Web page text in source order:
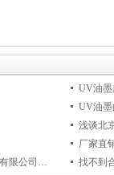
UV油墨
UV油墨
浅谈北
厂家直
共赢未来 荣耀共享 热烈祝贺佛山市金印油墨实业有限公司荣获新星康普杯2015年第八届印刷行业品牌盛会颁奖盛典—十大印刷器材企业品牌大奖
找不到